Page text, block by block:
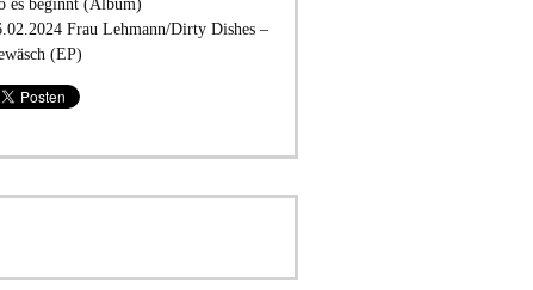
Frau Lehmann/Dirty Dishes –
(EP)